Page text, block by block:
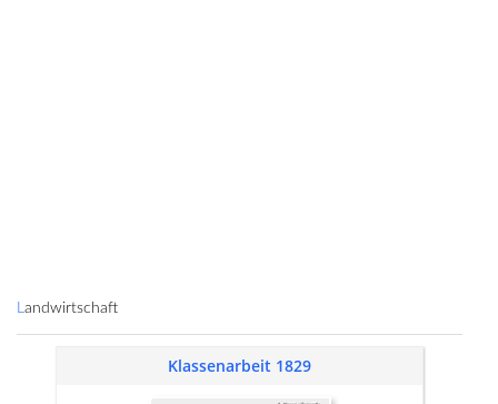
Landwirtschaft
Klassenarbeit 1829